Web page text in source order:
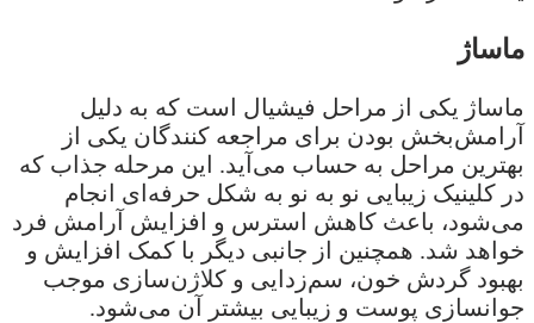
ماساژ
ماساژ یکی از مراحل فیشیال است که به دلیل
آرامش‌بخش بودن برای مراجعه کنندگان یکی از
بهترین مراحل به حساب می‌آید. این مرحله جذاب که
در کلینیک زیبایی نو به نو به شکل حرفه‌ای انجام
می‌شود، باعث کاهش استرس و افزایش آرامش فرد
خواهد شد. همچنین از جانبی دیگر با کمک افزایش و
بهبود گردش خون، سم‌زدایی و کلاژن‌سازی موجب
جوانسازی پوست و زیبایی بیشتر آن می‌شود.